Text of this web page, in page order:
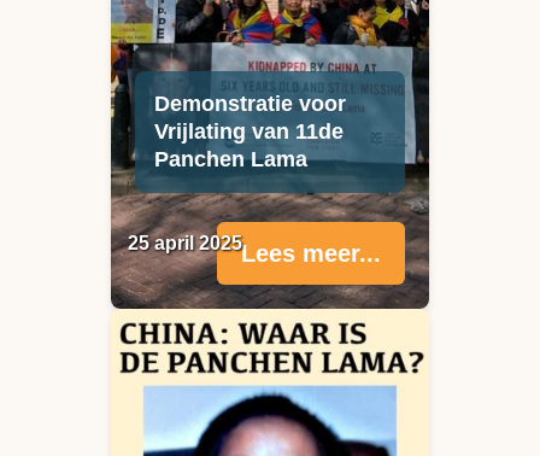
25 april 2025
Demonstratie voor
Vrijlating van 11de
Panchen Lama
Lees meer...